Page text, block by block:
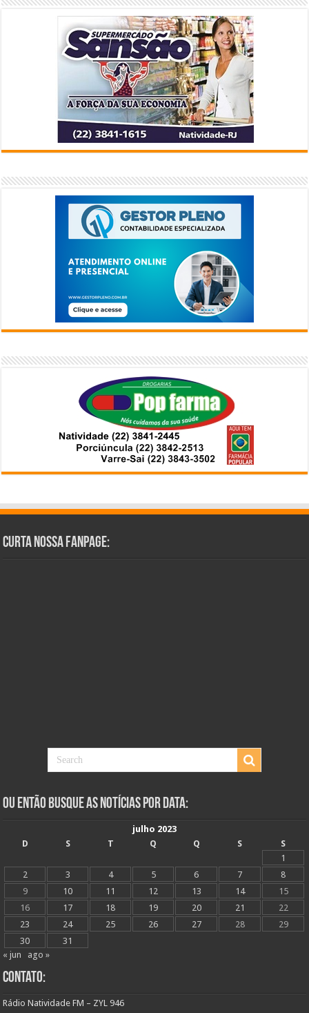
Curta Nossa Fanpage:
Ou Então Busque as Notícias Por Data:
julho 2023
D
S T Q Q S
S
1
2
3 4 5 6 7
8
9
10 11 12 13 14
15
16
17 18 19 20 21
22
23
24 25 26 27 28
29
30
31
« jun
ago »
Contato:
Rádio Natividade FM – ZYL 946